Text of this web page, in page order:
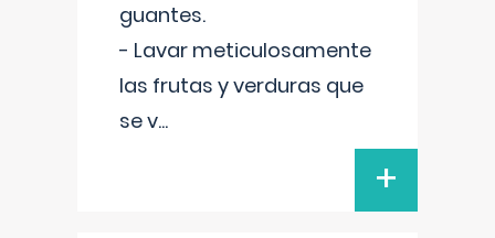
guantes.
- Lavar meticulosamente
las frutas y verduras que
se v...
+